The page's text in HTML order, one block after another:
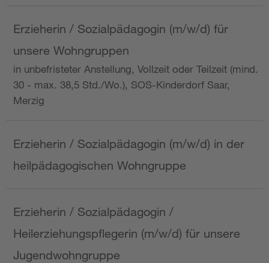
Erzieherin / Sozialpädagogin (m/w/d) für
unsere Wohngruppen
in unbefristeter Anstellung, Vollzeit oder Teilzeit (mind.
30 - max. 38,5 Std./Wo.), SOS-Kinderdorf Saar,
Merzig
Erzieherin / Sozialpädagogin (m/w/d) in der
heilpädagogischen Wohngruppe
Erzieherin / Sozialpädagogin /
Heilerziehungspflegerin (m/w/d) für unsere
Jugendwohngruppe